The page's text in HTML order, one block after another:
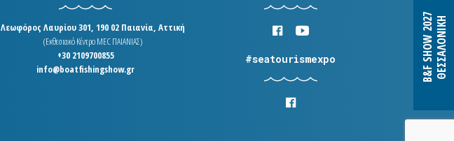
B&F SHOW 2027ΘΕΣΣΑΛΟΝΙΚΗ
Λεωφόρος Λαυρίου 301, 190 02 Παιανία, Αττική
(Εκθεσιακό Κέντρο MEC ΠΑΙΑΝΙΑΣ)
+30 2109700855
info@boatfishingshow.gr
#seatourismexpo